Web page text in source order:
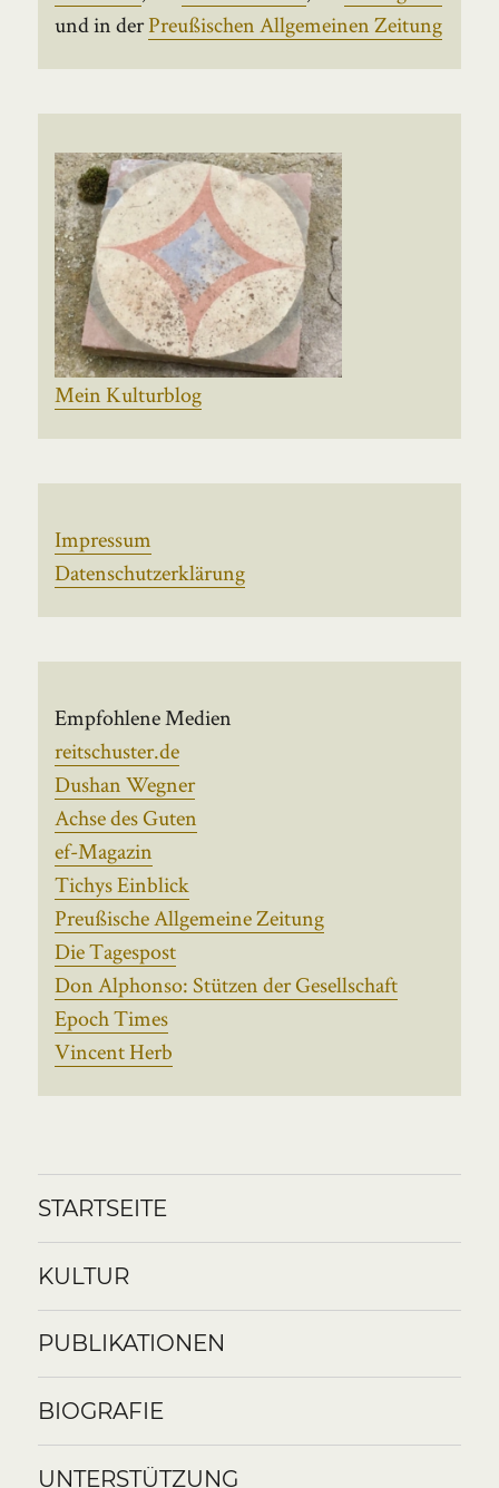
und in derPreußischen Allgemeinen Zeitung
Mein Kulturblog
Impressum
Datenschutzerklärung
Empfohlene Medien
reitschuster.de
Dushan Wegner
Achse des Guten
ef-Magazin
Tichys Einblick
Preußische Allgemeine Zeitung
Die Tagespost
Don Alphonso: Stützen der Gesellschaft
Epoch Times
Vincent Herb
STARTSEITE
KULTUR
PUBLIKATIONEN
BIOGRAFIE
UNTERSTÜTZUNG